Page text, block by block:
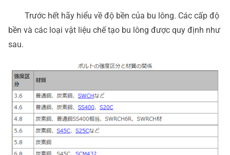
Trước hết hãy hiểu về độ bền của bu lông. Các cấp độ
bền và các loại vật liệu chế tạo bu lông được quy định như
sau.